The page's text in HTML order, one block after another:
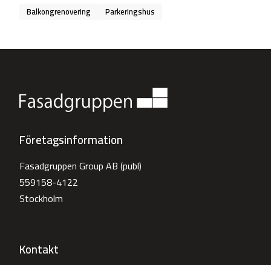
Balkongrenovering Parkeringshus
Företagsinformation
Fasadgruppen Group AB (publ)
559158-4122
Stockholm
Kontakt